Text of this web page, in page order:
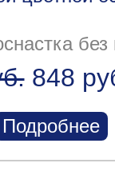
848
Подробнее